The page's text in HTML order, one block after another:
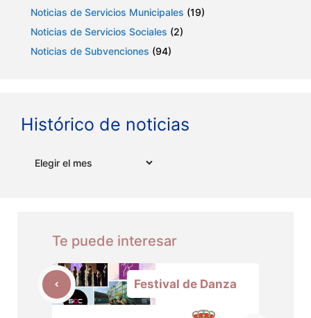
Noticias de Servicios Municipales (19)
Noticias de Servicios Sociales (2)
Noticias de Subvenciones (94)
Histórico de noticias
Te puede interesar
Festival de Danza